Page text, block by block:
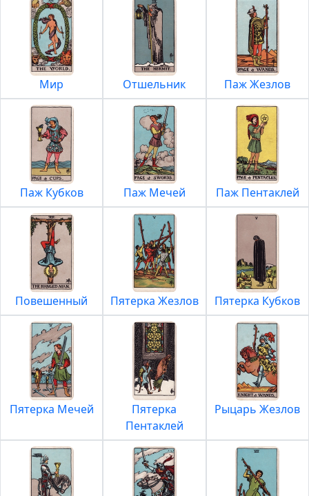
Мир Отшельник Паж Жезлов
Паж Кубков Паж Мечей Паж Пентаклей
Повешенный Пятерка Жезлов Пятерка Кубков
Пятерка Мечей
Пятерка
Пентаклей
Рыцарь Жезлов